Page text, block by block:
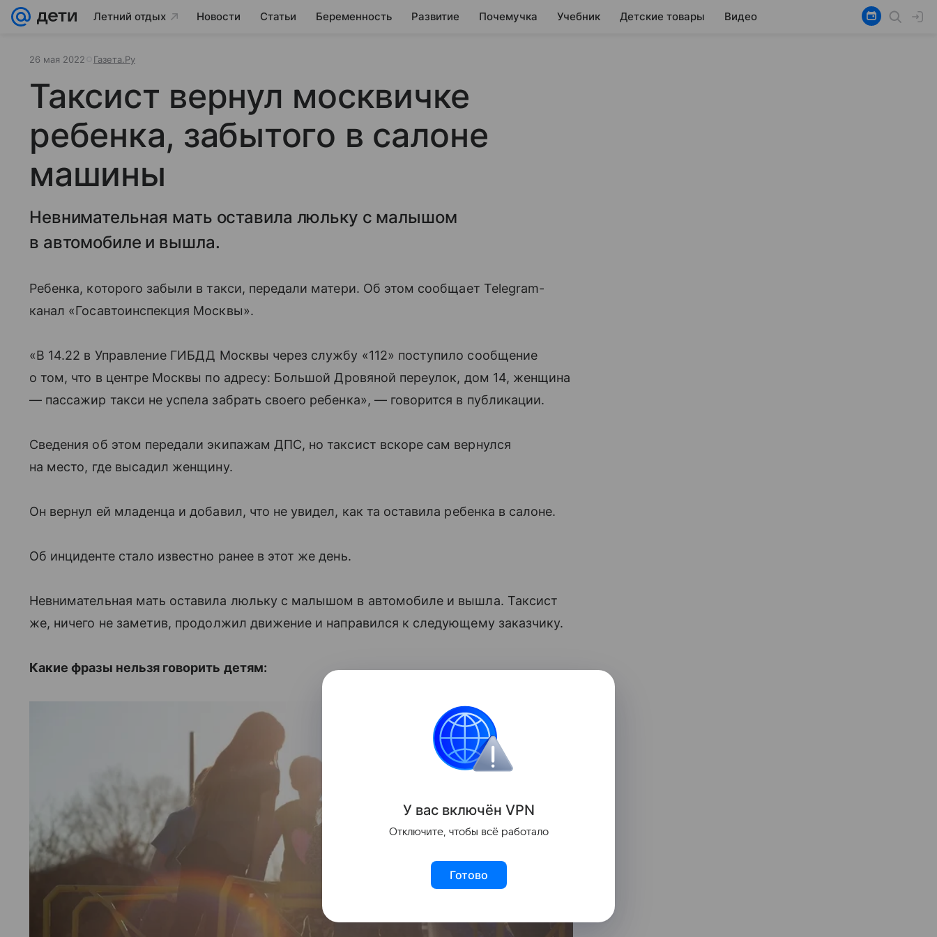
Летний отдых Новости Статьи Беременность Развитие Почемучка Учебник Детские товары Видео
26 мая 2022 Газета.Ру
Таксист вернул москвичке
ребенка, забытого в салоне
машины
Невнимательная мать оставила люльку с малышом
в автомобиле и вышла.
Ребенка, которого забыли в такси, передали матери. Об этом сообщает Telegram-
канал «Госавтоинспекция Москвы».
«В 14.22 в Управление ГИБДД Москвы через службу «112» поступило сообщение
о том, что в центре Москвы по адресу: Большой Дровяной переулок, дом 14, женщина
— пассажир такси не успела забрать своего ребенка», — говорится в публикации.
Сведения об этом передали экипажам ДПС, но таксист вскоре сам вернулся
на место, где высадил женщину.
Он вернул ей младенца и добавил, что не увидел, как та оставила ребенка в салоне.
Об инциденте стало известно ранее в этот же день.
Невнимательная мать оставила люльку с малышом в автомобиле и вышла. Таксист
же, ничего не заметив, продолжил движение и направился к следующему заказчику.
Какие фразы нельзя говорить детям:
У вас включён VPN
Отключите, чтобы всё работало
Готово